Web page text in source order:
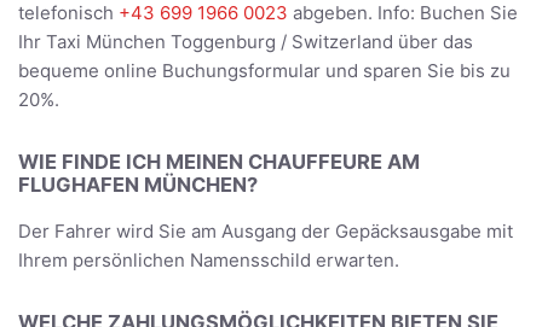
telefonisch +43 699 1966 0023 abgeben. Info: Buchen Sie
Ihr Taxi München Toggenburg / Switzerland über das
bequeme online Buchungsformular und sparen Sie bis zu
20%.
WIE FINDE ICH MEINEN CHAUFFEURE AM
FLUGHAFEN MÜNCHEN?
Der Fahrer wird Sie am Ausgang der Gepäcksausgabe mit
Ihrem persönlichen Namensschild erwarten.
WELCHE ZAHLUNGSMÖGLICHKEITEN BIETEN SIE